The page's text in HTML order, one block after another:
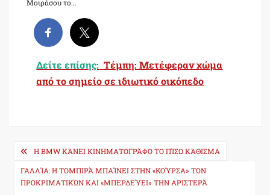
Μοιράσου το...
Δείτε επίσης: Τέμπη: Μετέφεραν χώμα
από το σημείο σε ιδιωτικό οικόπεδο
Post
navigation
Η BMW ΚΆΝΕΙ ΚΙΝΗΜΑΤΟΓΡΆΦΟ ΤΟ ΠΊΣΩ ΚΆΘΙΣΜΑ
ΓΑΛΛΊΑ: Η ΤΟΜΠΙΡΆ ΜΠΑΊΝΕΙ ΣΤΗΝ «ΚΟΎΡΣΑ» ΤΩΝ
ΠΡΟΚΡΙΜΑΤΙΚΏΝ ΚΑΙ «ΜΠΕΡΔΕΎΕΙ» ΤΗΝ ΑΡΙΣΤΕΡΆ